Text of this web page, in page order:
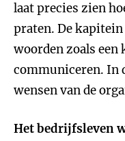
laat precies zien
praten. De
woorden zoals
communiceren. In
wensen van de
Het bedrijfsleven